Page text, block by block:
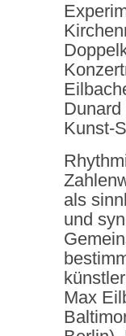
Kunst-
als
und
Max